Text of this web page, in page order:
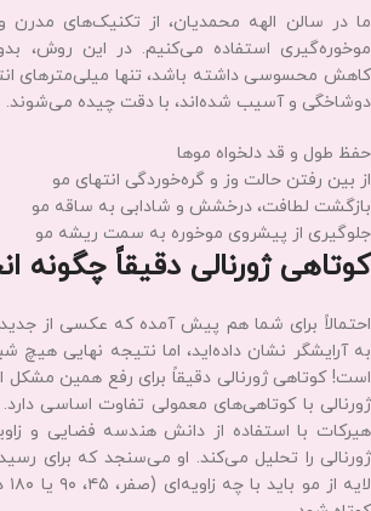
خطوط آن را شارپ و مرتب می‌کنیم.
موخوره‌گیری تخصصی بدون
یکی از بزرگ‌ترین دغدغه‌های بانوان هنگام مراجعه به
شدن بیش از حد قد موهاست. بسیاری از افراد به
کوتاه کردن موهای آسیب‌دیده خود طفره می‌روند
موخوره و خرد شدن موهاست. در بحث مو کوتاهی
اولویت اول ماست.
ما در سالن الهه محمدیان، از تکنیک‌های مدرن
موخوره‌گیری استفاده می‌کنیم. در این روش،
کاهش محسوسی داشته باشد، تنها میلی‌مترهای
دوشاخگی و آسیب شده‌اند، با دقت چیده می‌شوند.
حفظ طول و قد دلخواه موها
از بین رفتن حالت وز و گره‌خوردگی انتهای مو